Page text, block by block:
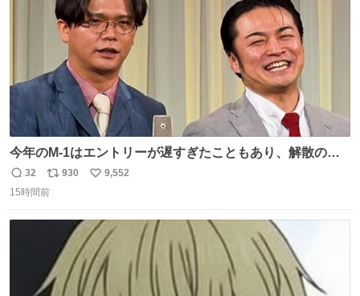
今年のM-1はエントリーが遅すぎたこともあり、解散の可
能性を作り出してからのスタート！！ 遅くなって申し訳な
い🙏 エントリーナンバーは「GO!無策!」でかなり覚えやす
返
信
32
リ
ポ
930
い
数
9,552
15時間前